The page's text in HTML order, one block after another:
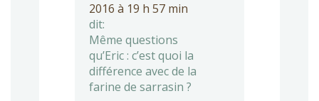
2016 à 19 h 57 min
dit:
Même questions
qu’Eric : c’est quoi la
différence avec de la
farine de sarrasin ?